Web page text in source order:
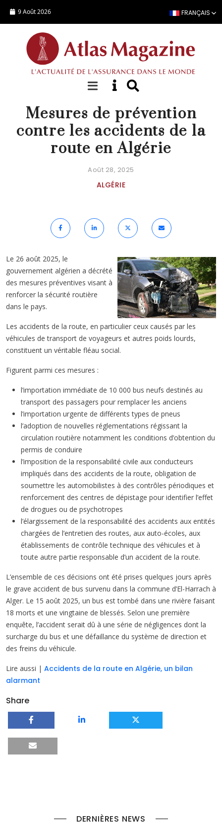
9 Août 2026 FRANÇAIS
ACTUALITÉ
Mesures de prévention
contre les accidents de la
route en Algérie
Août 28, 2025
ALGÉRIE
Le 26 août 2025, le
gouvernement algérien a décrété
des mesures préventives visant à
renforcer la sécurité routière
dans le pays.
Les accidents de la route, en particulier ceux causés par les
véhicules de transport de voyageurs et autres poids lourds,
constituent un véritable fléau social.
Figurent parmi ces mesures :
l’importation immédiate de 10 000 bus neufs destinés au
transport des passagers pour remplacer les anciens
l’importation urgente de différents types de pneus
l’adoption de nouvelles réglementations régissant la
circulation routière notamment les conditions d’obtention du
permis de conduire
l’imposition de la responsabilité civile aux conducteurs
impliqués dans des accidents de la route, obligation de
soumettre les automobilistes à des contrôles périodiques et
renforcement des centres de dépistage pour identifier l’effet
de drogues ou de psychotropes
l’élargissement de la responsabilité des accidents aux entités
chargées de l’entretien des routes, aux auto-écoles, aux
établissements de contrôle technique des véhicules et à
toute autre partie responsable d’un accident de la route.
L’ensemble de ces décisions ont été prises quelques jours après
le grave accident de bus survenu dans la commune d’El-Harrach à
Alger. Le 15 août 2025, un bus est tombé dans une rivière faisant
18 morts et une vingtaine de blessés. Selon une première
enquête, l’accident serait dû à une série de négligences dont la
surcharge du bus et une défaillance du système de direction et
des freins du véhicule.
Lire aussi | Accidents de la route en Algérie, un bilan
alarmant
Share
DERNIÈRES NEWS